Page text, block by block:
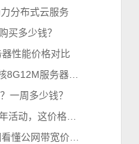
分布式云服务
买多少钱？
性能价格对比
一周多少钱？